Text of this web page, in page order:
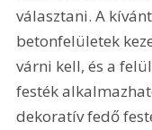
választani. A
betonfelületek
várni kell, és a
festék
dekoratív fedő